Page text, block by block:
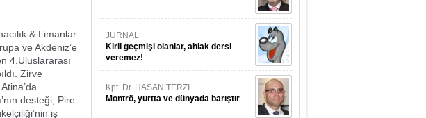
& Limanlar
ve Akdeniz’e
4.Uluslararası
Zirve
desteği, Pire
iş
JURNAL
Kirli geçmişi olanlar, ahlak dersi
veremez!
Kpt. Dr. HASAN TERZİ
Montrö, yurtta ve dünyada barıştır